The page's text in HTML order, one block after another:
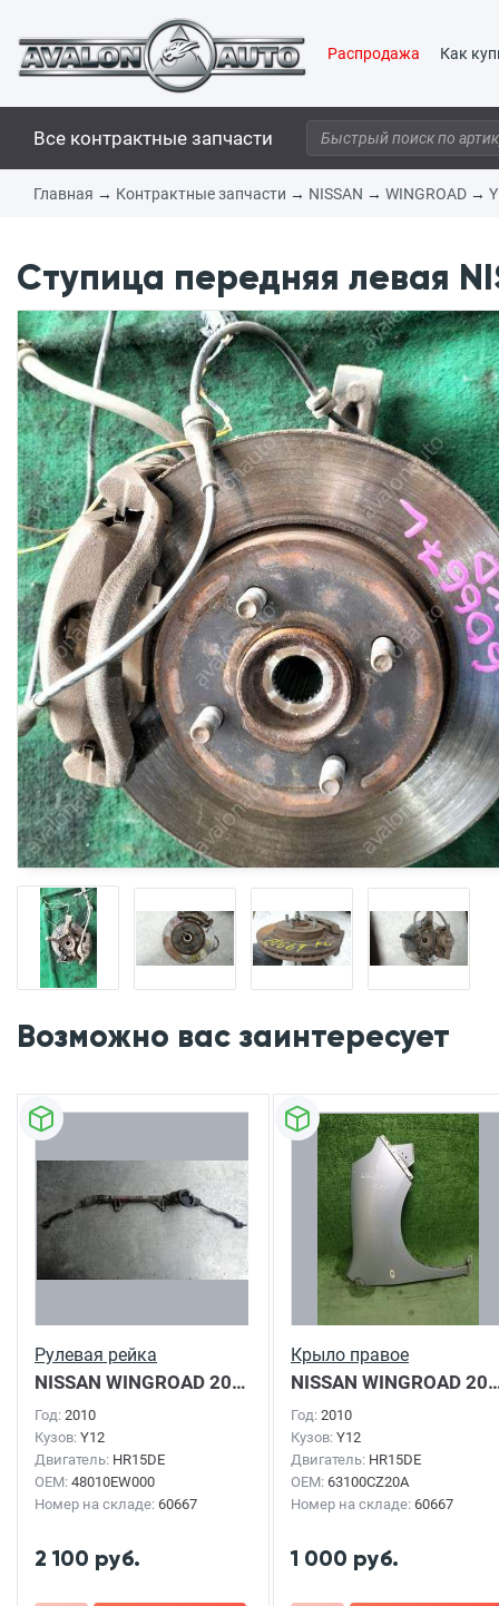
Распродажа Как
Все контрактные запчасти
Главная → Контрактные запчасти → NISSAN → WINGROAD →
Ступица передняя левая
Возможно вас заинтересует
Рулевая рейка
NISSAN WINGROAD 2010г.
Год: 2010
Кузов: Y12
Двигатель: HR15DE
OEM: 48010EW000
Номер на складе: 60667
2 100 руб.
Крыло правое
NISSAN WINGROAD 2010г.
Год: 2010
Кузов: Y12
Двигатель: HR15DE
OEM: 63100CZ20A
Номер на складе: 60667
1 000 руб.